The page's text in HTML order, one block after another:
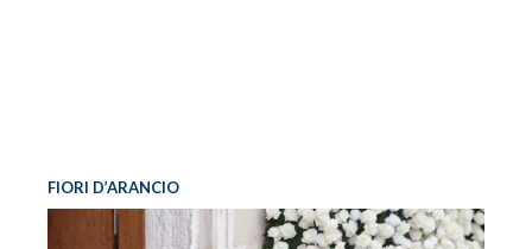
FIORI D’ARANCIO